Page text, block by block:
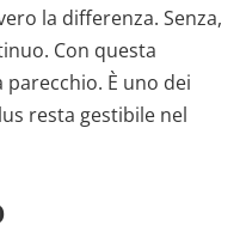
la differenza. Senza,
Con questa
È uno dei
resta gestibile nel